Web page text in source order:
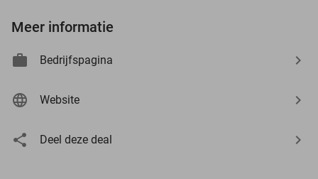
Meer informatie
Bedrijfspagina
Website
Deel deze deal